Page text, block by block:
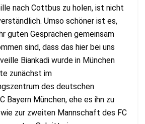
nach Cottbus zu holen, ist nicht
Umso schöner ist es,
guten Gesprächen gemeinsam
sind, dass das hier bei uns
Biankadi wurde in München
zunächst im
des deutschen
Bayern München, ehe es ihn zu
zur zweiten Mannschaft des FC